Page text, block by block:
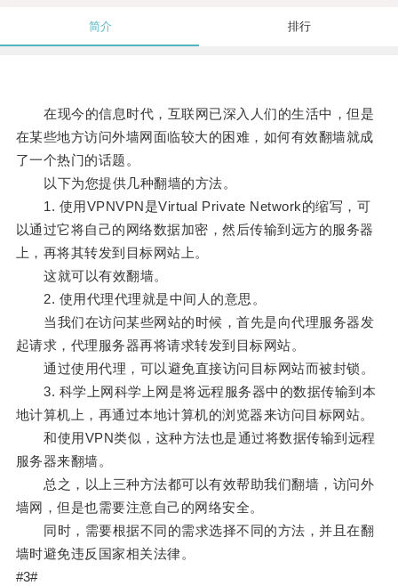
简介 排行
在现今的信息时代，互联网已深入人们的生活中，但是
在某些地方访问外墙网面临较大的困难，如何有效翻墙就成
了一个热门的话题。
以下为您提供几种翻墙的方法。
1. 使用VPNVPN是Virtual Private Network的缩写，可
以通过它将自己的网络数据加密，然后传输到远方的服务器
上，再将其转发到目标网站上。
这就可以有效翻墙。
2. 使用代理代理就是中间人的意思。
当我们在访问某些网站的时候，首先是向代理服务器发
起请求，代理服务器再将请求转发到目标网站。
通过使用代理，可以避免直接访问目标网站而被封锁。
3. 科学上网科学上网是将远程服务器中的数据传输到本
地计算机上，再通过本地计算机的浏览器来访问目标网站。
和使用VPN类似，这种方法也是通过将数据传输到远程
服务器来翻墙。
总之，以上三种方法都可以有效帮助我们翻墙，访问外
墙网，但是也需要注意自己的网络安全。
同时，需要根据不同的需求选择不同的方法，并且在翻
墙时避免违反国家相关法律。
#3#